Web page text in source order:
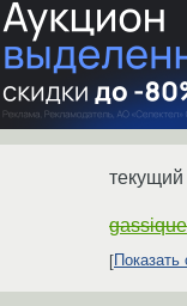
текущий
gassique
Показать